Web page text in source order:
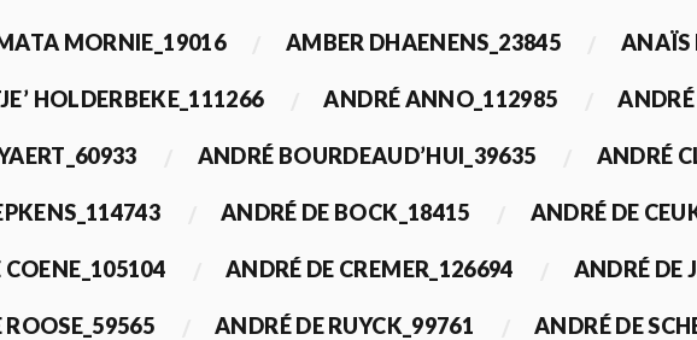
MORNIE_19016 AMBER DHAENENS_23845 ANAÏS
HOLDERBEKE_111266 ANDRÉ ANNO_112985
ANDRÉ BOURDEAUD’HUI_39635 ANDRÉ
ANDRÉ DE BOCK_18415 ANDRÉ DE
COENE_105104 ANDRÉ DE CREMER_126694 ANDRÉ DE
ROOSE_59565 ANDRÉ DE RUYCK_99761 ANDRÉ DE